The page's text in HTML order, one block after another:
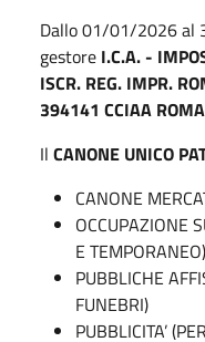
Dallo 01/01/2026 al
gestore I.C.A. -
ISCR. REG. IMPR.
394141 CCIAA
Il CANONE UNICO
CANONE
OCCUPAZIONE
E TEMPORANEO)
PUBBLICHE
FUNEBRI)
PUBBLICITA’